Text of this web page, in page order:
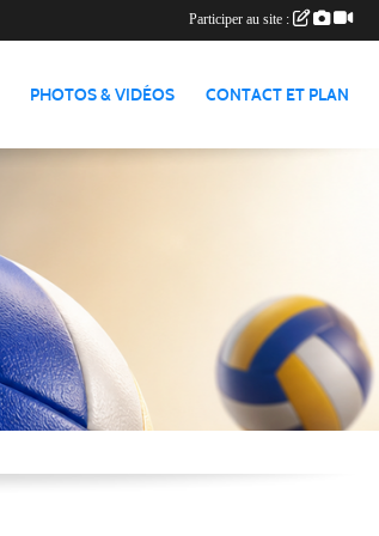
PHOTOS & VIDÉOS CONTACT ET PLAN
Participer au site :